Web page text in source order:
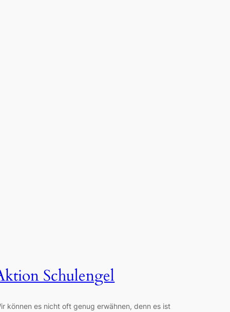
Schulengel
können es nicht oft genug erwähnen, denn es ist